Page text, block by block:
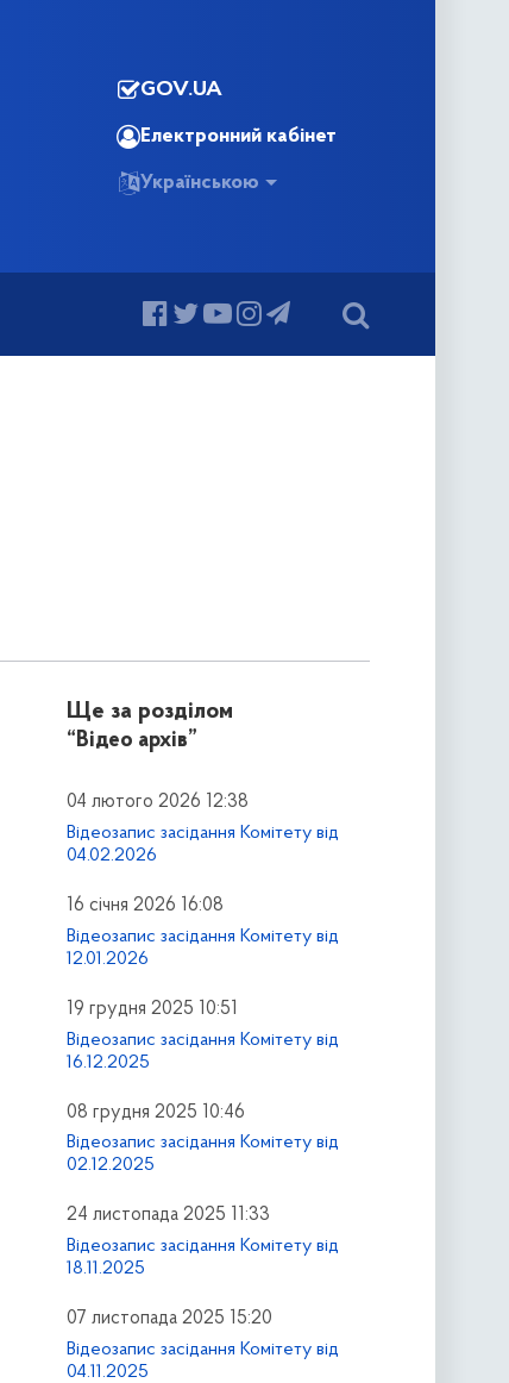
GOV.UA
Електронний кабінет
Українською
Ще за розділом
“Відео архів”
04 лютого 2026 12:38
Відеозапис засідання Комітету від
04.02.2026
16 січня 2026 16:08
Відеозапис засідання Комітету від
12.01.2026
19 грудня 2025 10:51
Відеозапис засідання Комітету від
16.12.2025
08 грудня 2025 10:46
Відеозапис засідання Комітету від
02.12.2025
24 листопада 2025 11:33
Відеозапис засідання Комітету від
18.11.2025
07 листопада 2025 15:20
Відеозапис засідання Комітету від
04.11.2025